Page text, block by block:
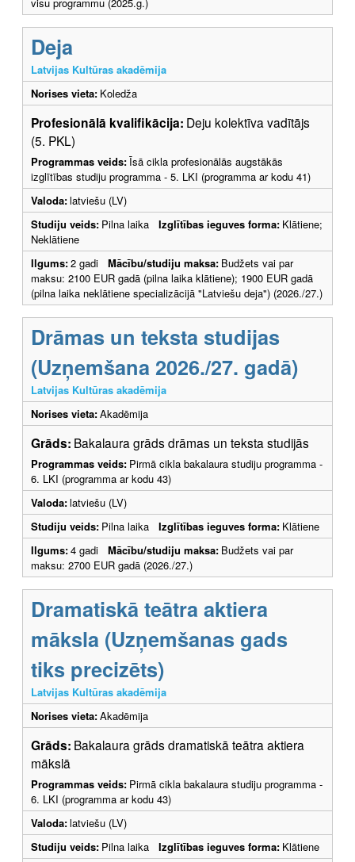
visu programmu (2025.g.)
Deja
Latvijas Kultūras akadēmija
Norises vieta: Koledža
Profesionālā kvalifikācija: Deju kolektīva vadītājs
(5. PKL)
Programmas veids:Īsā cikla profesionālās augstākās
izglītības studiju programma - 5. LKI (programma ar kodu 41)
Valoda:latviešu (LV)
Studiju veids: Pilna laika Izglītības ieguves forma: Klātiene;
Neklātiene
Ilgums:2 gadi Mācību/studiju maksa: Budžets vai par
maksu: 2100 EUR gadā (pilna laika klātiene); 1900 EUR gadā
(pilna laika neklātiene specializācijā "Latviešu deja") (2026./27.)
Drāmas un teksta studijas
(Uzņemšana 2026./27. gadā)
Latvijas Kultūras akadēmija
Norises vieta:Akadēmija
Grāds: Bakalaura grāds drāmas un teksta studijās
Programmas veids: Pirmā cikla bakalaura studiju programma -
6. LKI (programma ar kodu 43)
Valoda:latviešu (LV)
Studiju veids: Pilna laika Izglītības ieguves forma: Klātiene
Ilgums:4 gadi Mācību/studiju maksa: Budžets vai par
maksu: 2700 EUR gadā (2026./27.)
Dramatiskā teātra aktiera
māksla (Uzņemšanas gads
tiks precizēts)
Latvijas Kultūras akadēmija
Norises vieta:Akadēmija
Grāds: Bakalaura grāds dramatiskā teātra aktiera
mākslā
Programmas veids: Pirmā cikla bakalaura studiju programma -
6. LKI (programma ar kodu 43)
Valoda:latviešu (LV)
Studiju veids: Pilna laika Izglītības ieguves forma: Klātiene